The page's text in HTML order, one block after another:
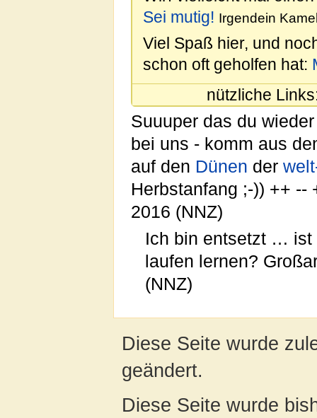
Sei mutig! Irgendein
Viel Spaß hier, und
schon oft geholfen hat:
nützliche
Suuuper das du
bei uns - komm aus
auf den Dünen der
Herbstanfang ;-)) ++ --
2016 (NNZ)
Ich bin entsetzt … ist
laufen lernen?
(NNZ)
Diese Seite wurde
geändert.
Diese Seite wurde